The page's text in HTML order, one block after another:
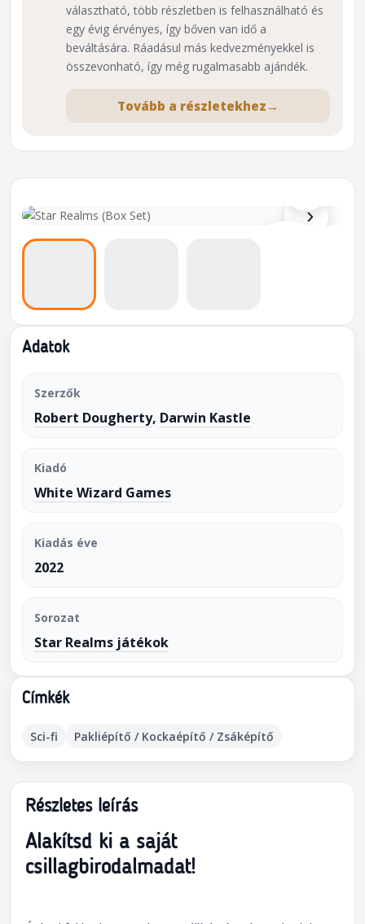
›
⌕
Adatok
Szerzők
Robert Dougherty, Darwin Kastle
Kiadó
White Wizard Games
Kiadás éve
2022
Sorozat
Star Realms játékok
Címkék
Sci-fi Pakliépítő / Kockaépítő / Zsáképítő
választható, több részletben is felhasználható és
egy évig érvényes, így bőven van idő a
beváltására. Ráadásul más kedvezményekkel is
összevonható, így még rugalmasabb ajándék.
Tovább a részletekhez →
Részletes leírás
Alakítsd ki a saját
csillagbirodalmadat!